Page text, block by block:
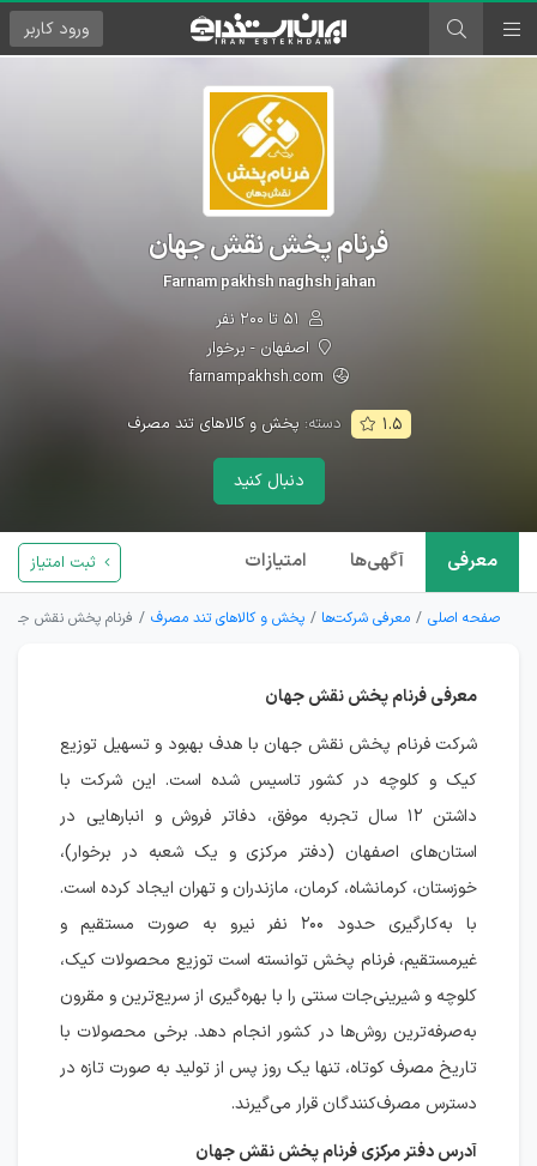
ورود کاربر
فرنام پخش نقش جهان
Farnam pakhsh naghsh jahan
اصفهان - برخوار
۱.۵ دسته:پخش و کالاهای تند مصرف
دنبال کنید
معرفی آگهی‌ها امتیازات ثبت امتیاز
صفحه اصلی معرفی شرکت‌ها پخش و کالاهای تند مصرف فرنام پخش نقش جهان
معرفی فرنام پخش نقش جهان
شرکت فرنام پخش نقش جهان با هدف بهبود و تسهیل توزیع
کیک و کلوچه در کشور تاسیس شده است. این شرکت با
داشتن ۱۲ سال تجربه موفق، دفاتر فروش و انبارهایی در
استان‌های اصفهان (دفتر مرکزی و یک شعبه در برخوار)،
خوزستان، کرمانشاه، کرمان، مازندران و تهران ایجاد کرده است.
با به‌کارگیری حدود ۲۰۰ نفر نیرو به صورت مستقیم و
غیرمستقیم، فرنام پخش توانسته است توزیع محصولات کیک،
کلوچه و شیرینی‌جات سنتی را با بهره‌گیری از سریع‌ترین و مقرون
به‌صرفه‌ترین روش‌ها در کشور انجام دهد. برخی محصولات با
تاریخ مصرف کوتاه، تنها یک روز پس از تولید به صورت تازه در
دسترس مصرف‌کنندگان قرار می‌گیرند.
آدرس دفتر مرکزی فرنام پخش نقش جهان